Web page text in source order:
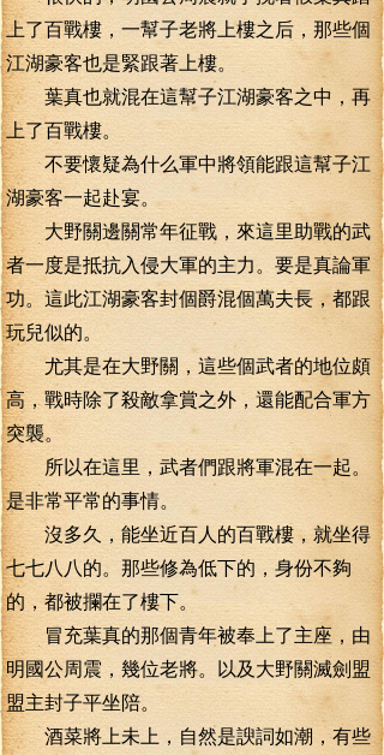
上了百戰樓，一幫子老將上樓之后，那些個
江湖豪客也是緊跟著上樓。
葉真也就混在這幫子江湖豪客之中，再
上了百戰樓。
不要懷疑為什么軍中將領能跟這幫子江
湖豪客一起赴宴。
大野關邊關常年征戰，來這里助戰的武
者一度是抵抗入侵大軍的主力。要是真論軍
功。這此江湖豪客封個爵混個萬夫長，都跟
玩兒似的。
尤其是在大野關，這些個武者的地位頗
高，戰時除了殺敵拿賞之外，還能配合軍方
突襲。
所以在這里，武者們跟將軍混在一起。
是非常平常的事情。
沒多久，能坐近百人的百戰樓，就坐得
七七八八的。那些修為低下的，身份不夠
的，都被攔在了樓下。
冒充葉真的那個青年被奉上了主座，由
明國公周震，幾位老將。以及大野關滅劍盟
盟主封子平坐陪。
酒菜將上未上，自然是諛詞如潮，有些